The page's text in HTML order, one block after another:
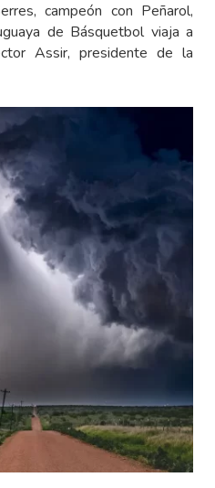
campeón con Peñarol,
de Básquetbol viaja a
Assir, presidente de la